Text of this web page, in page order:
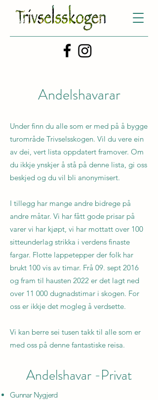
Andelshavarar
Under finn du alle som er med på å bygge
turområde Trivselsskogen. Vil du vere ein
av dei, vert lista oppdatert framover. Om
du ikkje ynskjer å stå på denne lista, gi oss
beskjed og du vil bli anonymisert.
I tillegg har mange andre bidrege på
andre måtar. Vi har fått gode prisar på
varer vi har kjøpt, vi har mottatt over 100
sitteunderlag strikka i verdens finaste
fargar. Flotte lappetepper der folk har
brukt 100 vis av timar. Frå 09. sept 2016
og fram til hausten 2022 er det lagt ned
over 11 000 dugnadstimar i skogen. For
oss er ikkje det mogleg å verdsette.
Vi kan berre sei tusen takk til alle som er
med oss på denne fantastiske reisa.
Andelshavar -Privat
Gunnar Nygjerd